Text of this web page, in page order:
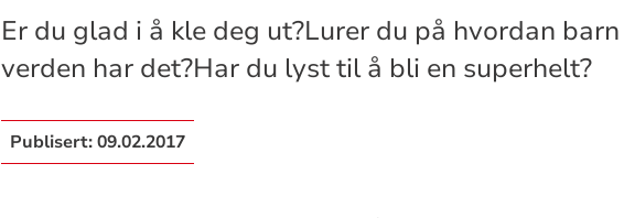
Er du glad i å kle deg ut?Lurer du på hvordan
verden har det?Har du lyst til å bli en superhelt?
Publisert:09.02.2017